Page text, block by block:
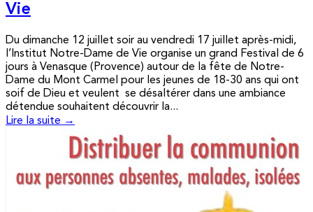
Vie
Du dimanche 12 juillet soir au vendredi 17 juillet après-midi,
l’Institut Notre-Dame de Vie organise un grand Festival de 6
jours à Venasque (Provence) autour de la fête de Notre-
Dame du Mont Carmel pour les jeunes de 18-30 ans qui ont
soif de Dieu et veulent se désaltérer dans une ambiance
détendue souhaitent découvrir la...
Lire la suite →